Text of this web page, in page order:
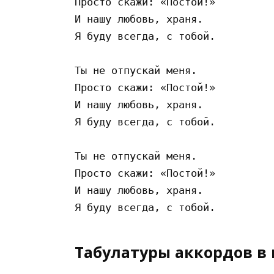
И нашу любовь, храня.
Я буду всегда, с тобой.
Ты не отпускай меня.
Просто скажи: «Постой!»
И нашу любовь, храня.
Я буду всегда, с тобой.
Ты не отпускай меня.
Просто скажи: «Постой!»
И нашу любовь, храня.
Табулатуры аккордов в